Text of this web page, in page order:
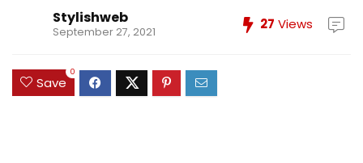
Stylishweb
September 27, 2021 27 Views
Save
0